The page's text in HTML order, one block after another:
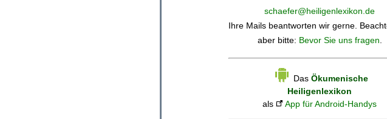
schaefer@heiligenlexikon.de
Ihre Mails beantworten wir gerne.
aber bitte: Bevor Sie uns fragen.
Das Ökumenische
Heiligenlexikon
als
App für Android-Handys